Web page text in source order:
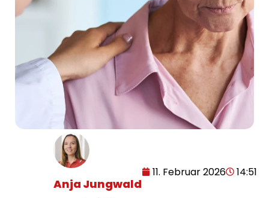
11. Februar 2026 14:51
Anja Jungwald